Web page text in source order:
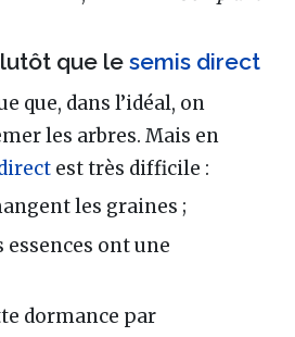
que le semis direct
que, dans l’idéal, on
les arbres. Mais en
est très difficile :
les graines ;
essences ont une
dormance par